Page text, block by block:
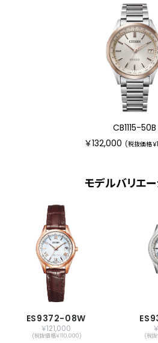
日中欧米電波
受信局自動選
定時受信機能
強制受信機能
パーペチュア
日付表示
ダイレクトフラ
サマータイム
パーフェック
日本製
メーカー保証
国際保証3
CITIZENご
CB1115-50B
￥132,000 (税抜価格
モデルバリエー
ES9372-08W
￥121,000
(税抜価格￥110,000) (税